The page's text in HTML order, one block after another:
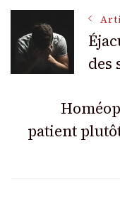
des
articles
des
patient